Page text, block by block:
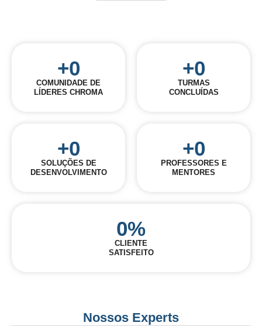
COMUNIDADE DE
LÍDERES CHROMA
+0
TURMAS
CONCLUÍDAS
+0
SOLUÇÕES DE
DESENVOLVIMENTO
+0
PROFESSORES E
MENTORES
+0
CLIENTE
SATISFEITO
0%
Nossos Experts